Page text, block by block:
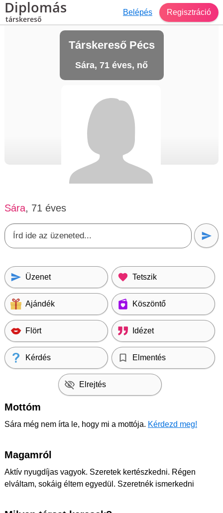
Diplomás
társkereső
Belépés Regisztráció
Társkereső Pécs
Sára, 71 éves, nő
Sára, 71 éves
Üzenet Tetszik
Ajándék Köszöntő
Flört Idézet
Kérdés Elmentés
Elrejtés
Mottóm
Sára még nem írta le, hogy mi a mottója. Kérdezd meg!
Magamról
Aktív nyugdíjas vagyok. Szeretek kertészkedni. Régen
elváltam, sokáig éltem egyedül. Szeretnék ismerkedni